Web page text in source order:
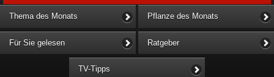
Thema des Monats Pflanze des Monats
Für Sie gelesen Ratgeber
TV-Tipps